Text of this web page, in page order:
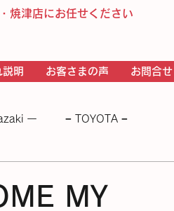
焼津店にお任せください
明 お客さまの声 お問合せ
ー − TOYOTA −
MY